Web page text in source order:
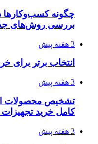
چگونه کسب‌وکارها
بررسی روش‌های
3 هفته پیش
انتخاب برتر برای
3 هفته پیش
تشخیص محصولات
کامل خرید تجهیزات Legrand
3 هفته پیش